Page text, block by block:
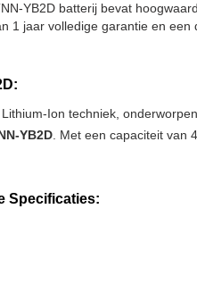
YB2D batterij bevat
1 jaar volledige garantie en
Ion techniek,
YB2D. Met een capaciteit van
Specificaties: